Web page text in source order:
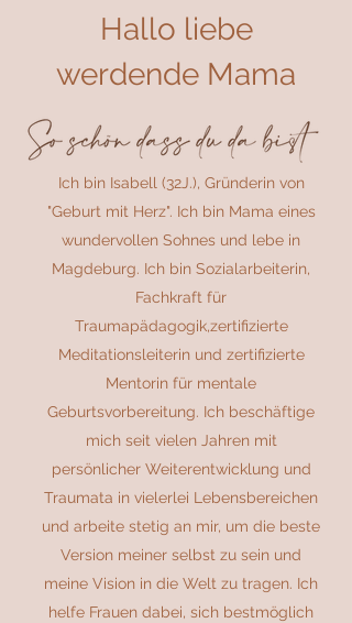
Hallo liebe
werdende Mama
Ich bin Isabell (32J.), Gründerin von
"Geburt mit Herz". Ich bin Mama eines
wundervollen Sohnes und lebe in
Magdeburg. Ich bin Sozialarbeiterin,
Fachkraft für
Traumapädagogik,zertifizierte
Meditationsleiterin und zertifizierte
Mentorin für mentale
Geburtsvorbereitung. Ich beschäftige
mich seit vielen Jahren mit
persönlicher Weiterentwicklung und
Traumata in vielerlei Lebensbereichen
und arbeite stetig an mir, um die beste
Version meiner selbst zu sein und
meine Vision in die Welt zu tragen. Ich
helfe Frauen dabei, sich bestmöglich